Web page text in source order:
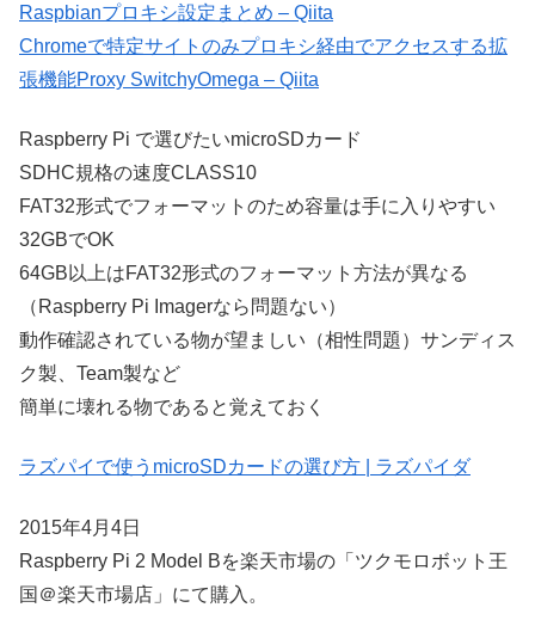
Raspbianプロキシ設定まとめ – Qiita
Chromeで特定サイトのみプロキシ経由でアクセスする拡
張機能Proxy SwitchyOmega – Qiita
Raspberry Pi で選びたいmicroSDカード
SDHC規格の速度CLASS10
FAT32形式でフォーマットのため容量は手に入りやすい
32GBでOK
64GB以上はFAT32形式のフォーマット方法が異なる
（Raspberry Pi Imagerなら問題ない）
動作確認されている物が望ましい（相性問題）サンディス
ク製、Team製など
簡単に壊れる物であると覚えておく
ラズパイで使うmicroSDカードの選び方 | ラズパイダ
2015年4月4日
Raspberry Pi 2 Model Bを楽天市場の「ツクモロボット王
国＠楽天市場店」にて購入。